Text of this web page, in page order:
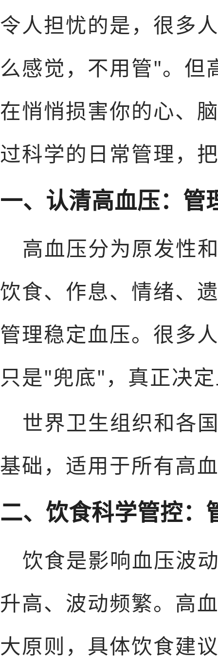
令人担忧的是，很多
么感觉，不用管"。
在悄悄损害你的心、
过科学的日常管理，
一、认清高血压：管
高血压分为原发性
饮食、作息、情绪、
管理稳定血压。很多
只是"兜底"，真正决
世界卫生组织和各
基础，适用于所有高
二、饮食科学管控：
饮食是影响血压波
升高、波动频繁。高
大原则，具体饮食建